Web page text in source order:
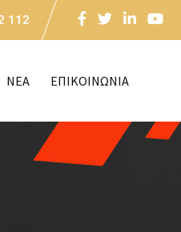
112
NEA ΕΠΙΚΟΙΝΩΝΙΑ